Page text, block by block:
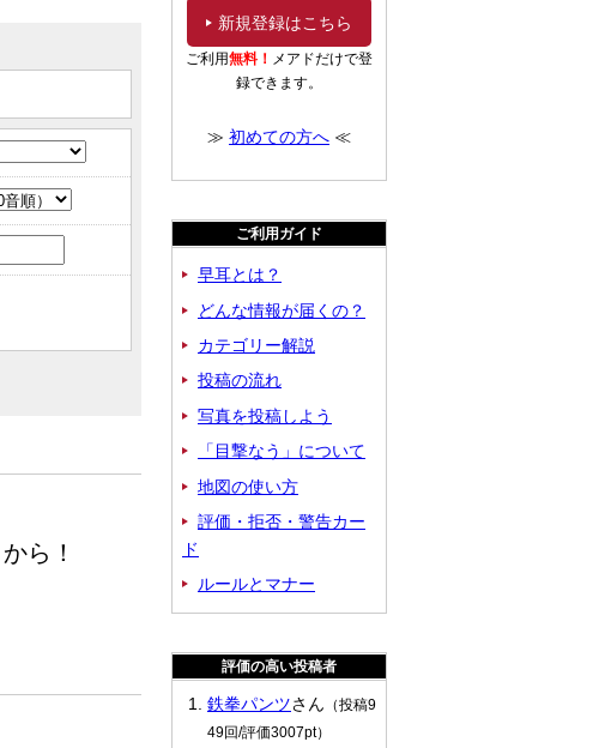
ら！
新規登録はこちら
ご利用無料！ メアドだけで登
録できます。
≫ 初めての方へ ≪
ご利用ガイド
早耳とは？
どんな情報が届くの？
カテゴリー解説
投稿の流れ
写真を投稿しよう
「目撃なう」について
地図の使い方
評価・拒否・警告カー
ド
ルールとマナー
評価の高い投稿者
鉄拳パンツさん （投稿9
49回/評価3007pt）